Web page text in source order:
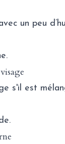
un peu
s'il est